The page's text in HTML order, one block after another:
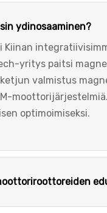
ydinosaaminen?
Kiinan
yritys paitsi
valmistus
optimoimiseksi.